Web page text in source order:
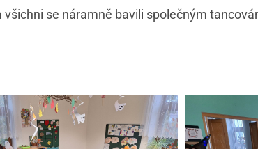
se náramně bavili společným